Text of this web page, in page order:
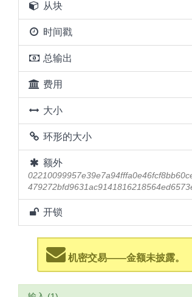
从块
时间戳
总输出
费用
大小
环形的大小
额外
开锁
机密交易——金额未披露。